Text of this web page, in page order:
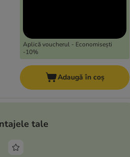
Aplică voucherul - Economisești
-10%
Adaugă în coș
tale